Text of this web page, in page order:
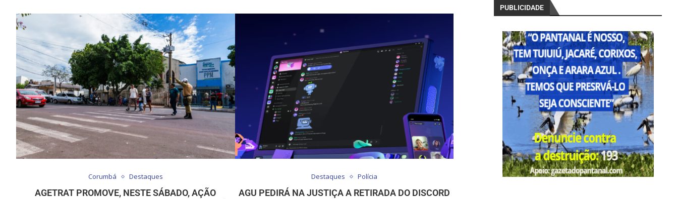
Corumbá Destaques
AGETRAT PROMOVE, NESTE SÁBADO, AÇÃO
Destaques Polícia
AGU PEDIRÁ NA JUSTIÇA A RETIRADA DO DISCORD
PUBLICIDADE